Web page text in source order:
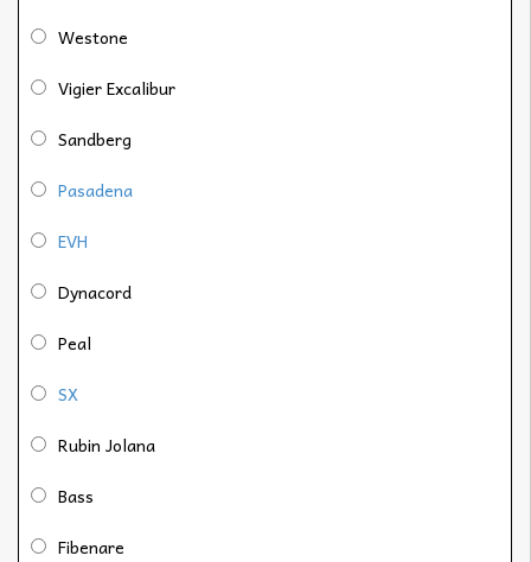
Westone
Vigier Excalibur
Sandberg
Pasadena
EVH
Dynacord
Peal
SX
Rubin Jolana
Bass
Fibenare